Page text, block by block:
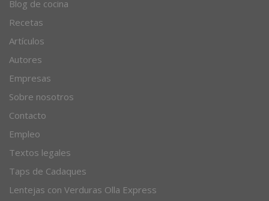
Blog de cocina
Recetas
Artículos
Autores
Empresas
Sobre nosotros
Contacto
Empleo
Textos legales
Taps de Cadaques
Lentejas con Verduras Olla Express